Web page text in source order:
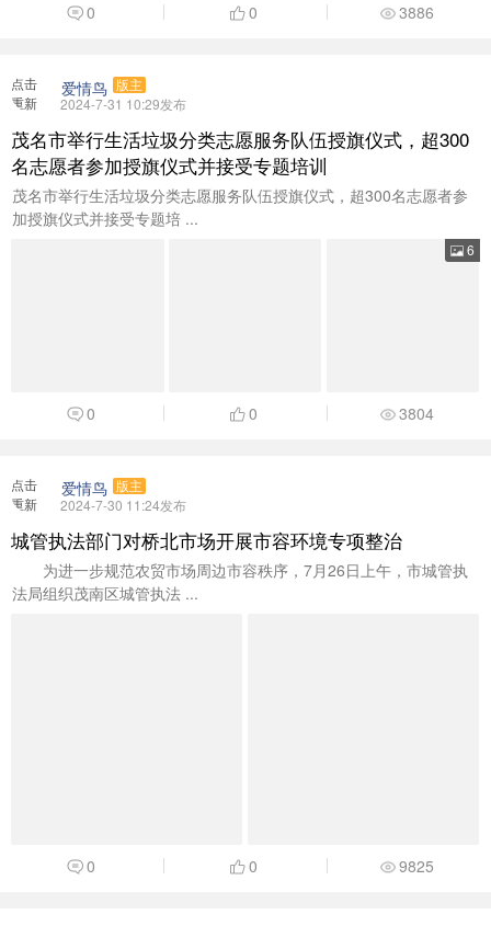
0 0 3886
点击
重新
爱情鸟 版主
2024-7-31 10:29发布
茂名市举行生活垃圾分类志愿服务队伍授旗仪式，超300
名志愿者参加授旗仪式并接受专题培训
茂名市举行生活垃圾分类志愿服务队伍授旗仪式，超300名志愿者参
加授旗仪式并接受专题培 ...
6
0 0 3804
点击
重新
爱情鸟 版主
2024-7-30 11:24发布
城管执法部门对桥北市场开展市容环境专项整治
为进一步规范农贸市场周边市容秩序，7月26日上午，市城管执
法局组织茂南区城管执法 ...
0 0 9825